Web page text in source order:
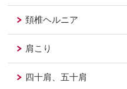
頚椎ヘルニア
肩こり
四十肩、五十肩